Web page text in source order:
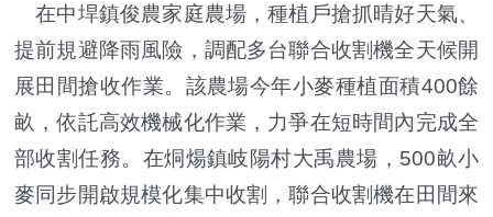
在中垾鎮俊農家庭農場，種植戶搶抓晴好天氣、
提前規避降雨風險，調配多台聯合收割機全天候開
展田間搶收作業。該農場今年小麥種植面積400餘
畝，依託高效機械化作業，力爭在短時間內完成全
部收割任務。在烔煬鎮岐陽村大禹農場，500畝小
麥同步開啟規模化集中收割，聯合收割機在田間來